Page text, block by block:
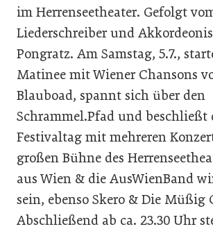
im Herrenseetheater. Gefolgt
Liederschreiber und
Pongratz. Am Samstag, 5.7.,
Matinee mit Wiener Chansons
Blauboad, spannt sich über den
Schrammel.Pfad und beschließt
Festivaltag mit mehreren
großen Bühne des
aus Wien & die AusWienBand
sein, ebenso Skero & Die Müßig
Abschließend ab ca. 23.30 Uhr